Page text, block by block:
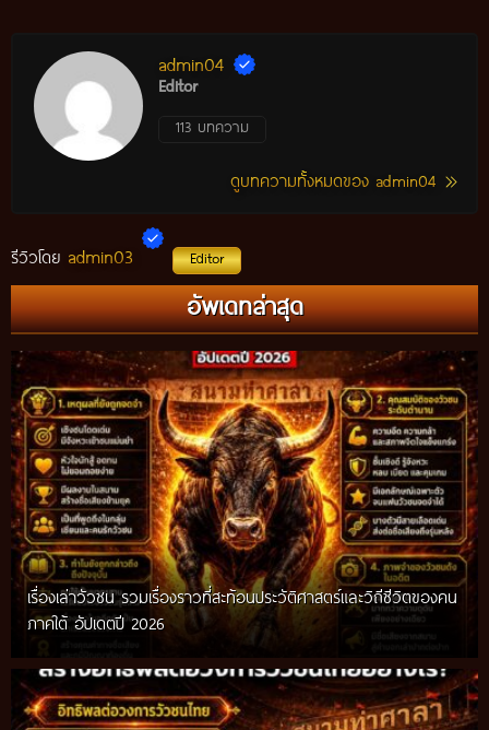
admin04
Editor
113 บทความ
ดูบทความทั้งหมดของ admin04
รีวิวโดย admin03 Editor
อัพเดทล่าสุด
เรื่องเล่าวัวชน รวมเรื่องราวที่สะท้อนประวัติศาสตร์และวิถีชีวิตของคน
ภาคใต้ อัปเดตปี 2026